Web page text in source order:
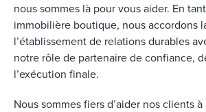
nous sommes là pour vous aider. En
immobilière boutique, nous accordons
l’établissement de relations durables
notre rôle de partenaire de confiance,
l’exécution finale.
Nous sommes fiers d’aider nos clients